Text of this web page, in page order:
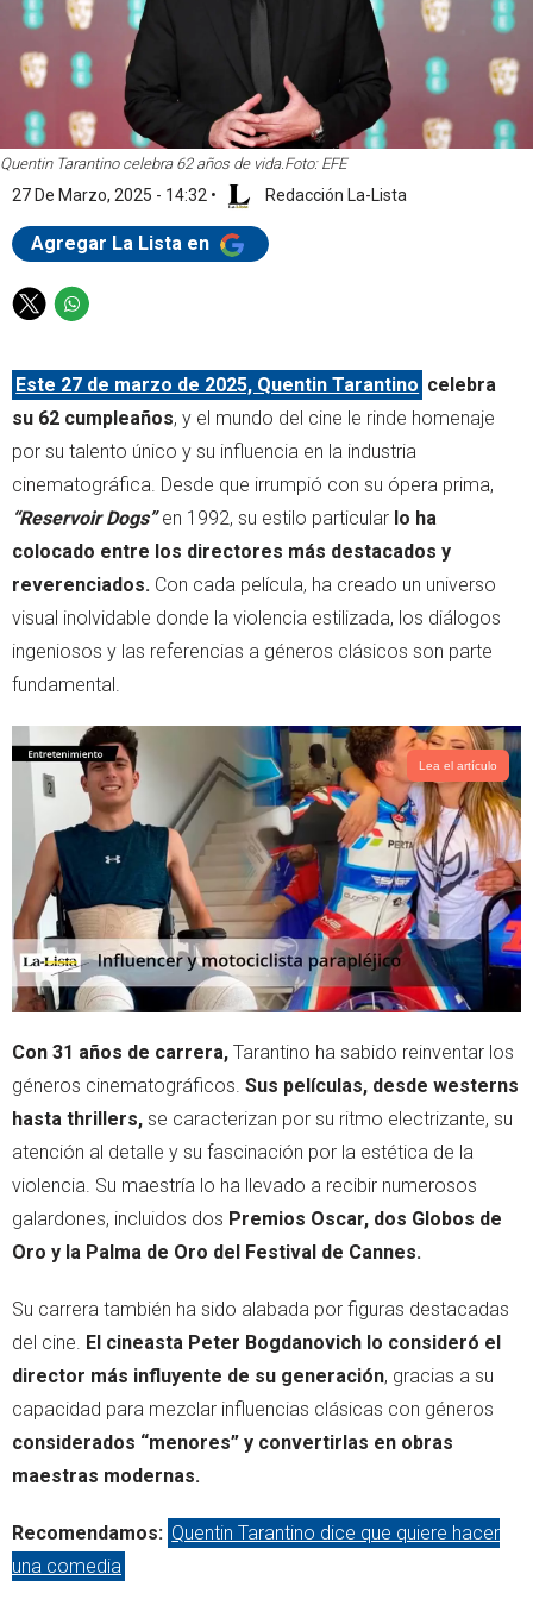
Quentin Tarantino celebra 62 años de vida.Foto: EFE
27 De Marzo, 2025 - 14:32 • Redacción La-Lista
Agregar La Lista en
T
i
t
t
r
W
a
t
s
a
p
p
Este 27 de marzo de 2025, Quentin Tarantino celebra
su 62 cumpleaños, y el mundo del cine le rinde homenaje
por su talento único y su influencia en la industria
cinematográfica. Desde que irrumpió con su ópera prima,
“Reservoir Dogs”en 1992, su estilo particular lo ha
colocado entre los directores más destacados y
reverenciados. Con cada película, ha creado un universo
visual inolvidable donde la violencia estilizada, los diálogos
ingeniosos y las referencias a géneros clásicos son parte
fundamental.
Lea el artículo
Con 31 años de carrera, Tarantino ha sabido reinventar los
géneros cinematográficos. Sus películas, desde westerns
hasta thrillers, se caracterizan por su ritmo electrizante, su
atención al detalle y su fascinación por la estética de la
violencia. Su maestría lo ha llevado a recibir numerosos
galardones, incluidos dos Premios Oscar, dos Globos de
Oro y la Palma de Oro del Festival de Cannes.
Su carrera también ha sido alabada por figuras destacadas
del cine. El cineasta Peter Bogdanovich lo consideró el
director más influyente de su generación, gracias a su
capacidad para mezclar influencias clásicas con géneros
considerados “menores” y convertirlas en obras
maestras modernas.
Recomendamos: Quentin Tarantino dice que quiere hacer
una comedia